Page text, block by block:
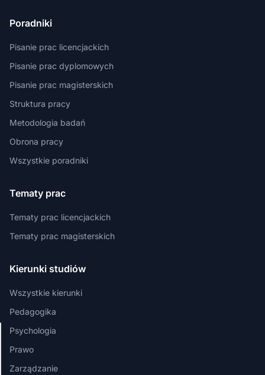
Poradniki
Pisanie prac licencjackich
Pisanie prac dyplomowych
Pisanie prac magisterskich
Struktura pracy
Metodologia badań
Obrona pracy
Wszystkie poradniki
Tematy prac
Tematy prac licencjackich
Tematy prac magisterskich
Kierunki studiów
Wszystkie kierunki
Pedagogika
Psychologia
Prawo
Zarządzanie
Twoją